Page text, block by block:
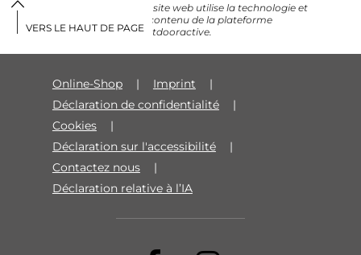
Ce site web utilise la technologie et
le contenu de la plateforme
Outdooractive.
Online-Shop
Imprint
Déclaration de confidentialité
Cookies
Déclaration sur l'accessibilité
Contactez nous
Déclaration relative à l’IA
VERS LE HAUT DE PAGE